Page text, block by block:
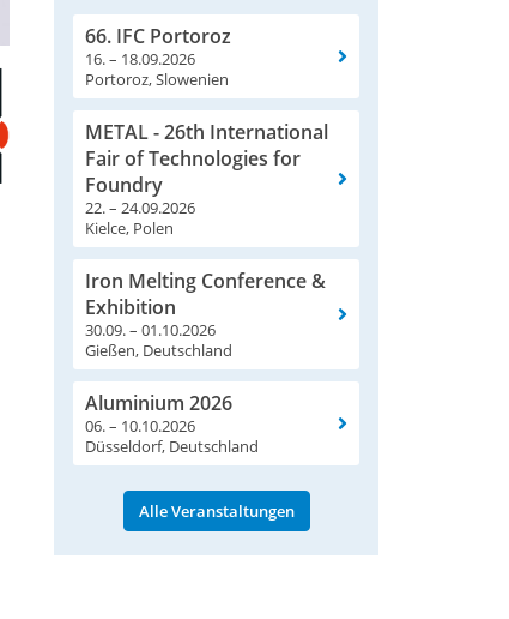
66. IFC Portoroz
16. – 18.09.2026
Portoroz, Slowenien
METAL - 26th International
Fair of Technologies for
Foundry
22. – 24.09.2026
Kielce, Polen
Iron Melting Conference &
Exhibition
30.09. – 01.10.2026
Gießen, Deutschland
Aluminium 2026
06. – 10.10.2026
Düsseldorf, Deutschland
Alle Veranstaltungen